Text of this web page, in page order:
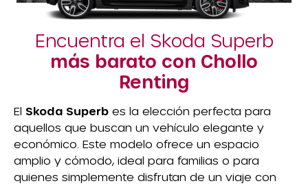
Encuentra el Skoda Superb
más barato con Chollo
Renting
El Skoda Superb es la elección perfecta para
aquellos que buscan un vehículo elegante y
económico. Este modelo ofrece un espacio
amplio y cómodo, ideal para familias o para
quienes simplemente disfrutan de un viaje con